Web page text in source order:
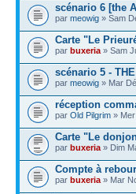
scénario 6 [the
par meowig » Sam
Carte "Le
par buxeria » Sam
scénario 5 -
par meowig » Mar
réception
par Old Pilgrim »
Carte "Le
par buxeria » Dim
Compte à
par buxeria » Mar